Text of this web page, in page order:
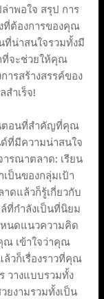
าพอใจ สรุป การ
ที่ต้องการของคุณ
ที่น่าสนใจรวมทั้งมี
ที่จะช่วยให้คุณ
ารสร้างสรรค์ของ
ำเร็จ!
ตอนที่สำคัญที่คุณ
ที่มีความน่าสนใจ
รณาตลาด: เรียน
เป็นของกลุ่มเป้า
ดแล้วก็รู้เกี่ยวกับ
ที่กำลังเป็นที่นิยม
หนดแนวความคิด
ณ เข้าใจว่าคุณ
วก็เรื่องราวที่คุณ
วางแบบรวมทั้ง
งามรวมทั้งเป็น